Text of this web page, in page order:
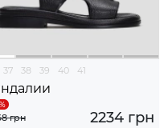
37 38 39 40 41
2234 грн
грн